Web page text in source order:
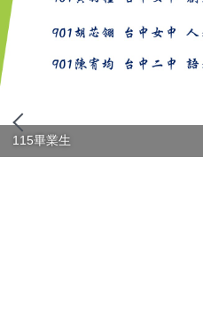
115畢業生